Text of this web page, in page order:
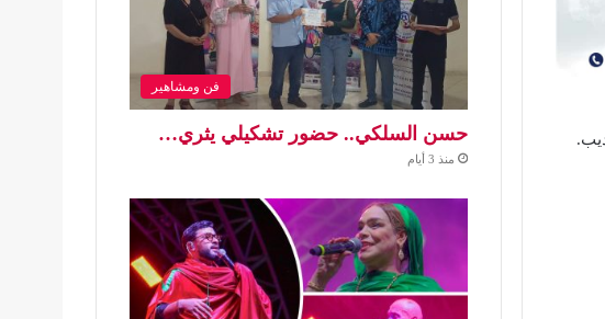
فن ومشاهير
حسن السلكي.. حضور تشكيلي يثري…
منذ 3 أيام